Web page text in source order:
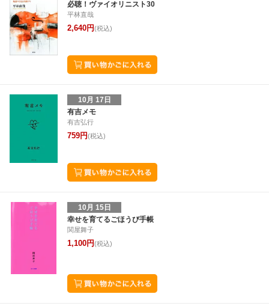
必聴！ヴァイオリニスト30
平林直哉
2,640円(税込)
10月 17日
有吉メモ
有吉弘行
759円(税込)
10月 15日
幸せを育てるごほうび手帳
関屋舞子
1,100円(税込)